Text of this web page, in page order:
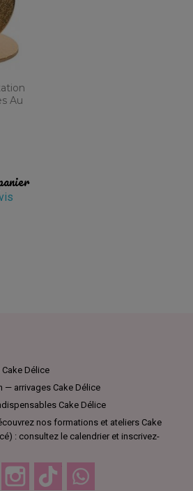
Au
Délice
— arrivages Cake Délice
Cake Délice
nos formations et ateliers Cake
: consultez le calendrier et inscrivez-
Pinterest Instagram TikTok